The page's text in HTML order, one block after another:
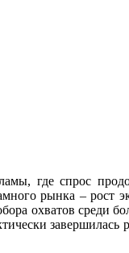
где спрос
рынка – рост
охватов среди
завершилась